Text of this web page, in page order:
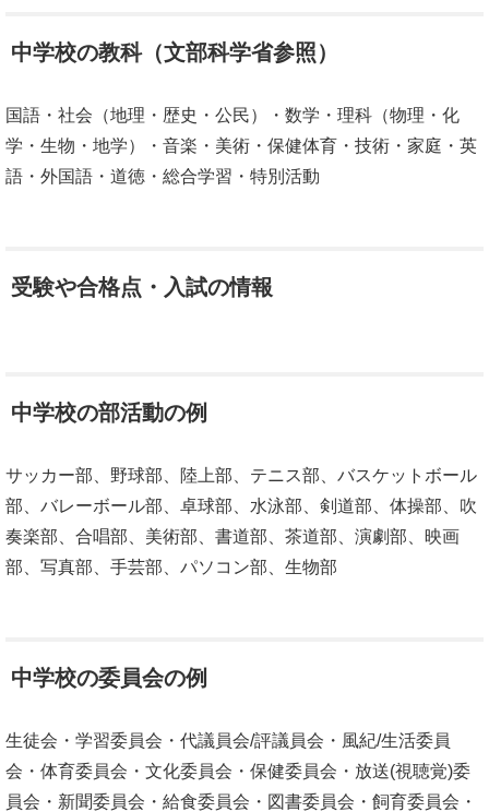
中学校の教科（文部科学省参照）
国語・社会（地理・歴史・公民）・数学・理科（物理・化
学・生物・地学）・音楽・美術・保健体育・技術・家庭・英
語・外国語・道徳・総合学習・特別活動
受験や合格点・入試の情報
中学校の部活動の例
サッカー部、野球部、陸上部、テニス部、バスケットボール
部、バレーボール部、卓球部、水泳部、剣道部、体操部、吹
奏楽部、合唱部、美術部、書道部、茶道部、演劇部、映画
部、写真部、手芸部、パソコン部、生物部
中学校の委員会の例
生徒会・学習委員会・代議員会/評議員会・風紀/生活委員
会・体育委員会・文化委員会・保健委員会・放送(視聴覚)委
員会・新聞委員会・給食委員会・図書委員会・飼育委員会・